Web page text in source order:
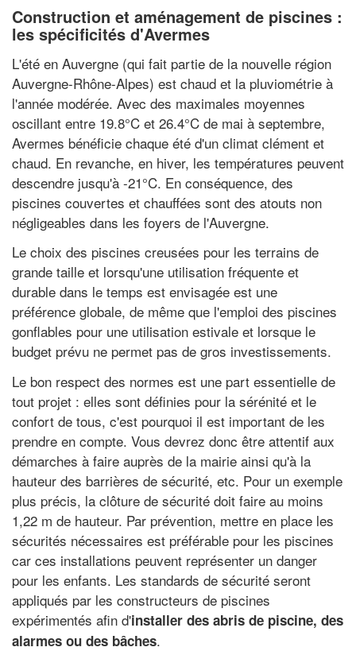
Construction et aménagement de piscines :
les spécificités d'Avermes
L'été en Auvergne (qui fait partie de la nouvelle région
Auvergne-Rhône-Alpes) est chaud et la pluviométrie à
l'année modérée. Avec des maximales moyennes
oscillant entre 19.8°C et 26.4°C de mai à septembre,
Avermes bénéficie chaque été d'un climat clément et
chaud. En revanche, en hiver, les températures peuvent
descendre jusqu'à -21°C. En conséquence, des
piscines couvertes et chauffées sont des atouts non
négligeables dans les foyers de l'Auvergne.
Le choix des piscines creusées pour les terrains de
grande taille et lorsqu'une utilisation fréquente et
durable dans le temps est envisagée est une
préférence globale, de même que l'emploi des piscines
gonflables pour une utilisation estivale et lorsque le
budget prévu ne permet pas de gros investissements.
Le bon respect des normes est une part essentielle de
tout projet : elles sont définies pour la sérénité et le
confort de tous, c'est pourquoi il est important de les
prendre en compte. Vous devrez donc être attentif aux
démarches à faire auprès de la mairie ainsi qu'à la
hauteur des barrières de sécurité, etc. Pour un exemple
plus précis, la clôture de sécurité doit faire au moins
1,22 m de hauteur. Par prévention, mettre en place les
sécurités nécessaires est préférable pour les piscines
car ces installations peuvent représenter un danger
pour les enfants. Les standards de sécurité seront
appliqués par les constructeurs de piscines
expérimentés afin d'installer des abris de piscine, des
alarmes ou des bâches.